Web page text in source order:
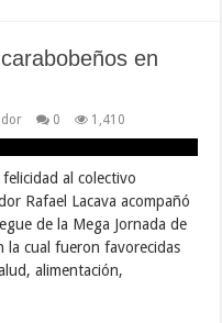
en
0 1,410
al colectivo
Rafael Lacava acompañó
de la Mega Jornada de
la cual fueron favorecidas
alimentación,